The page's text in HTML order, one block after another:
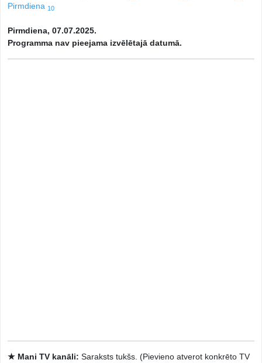
Pirmdiena 10
Pirmdiena, 07.07.2025.
Programma nav pieejama izvēlētajā datumā.
★ Mani TV kanāli: Saraksts tukšs. (Pievieno atverot konkrēto TV